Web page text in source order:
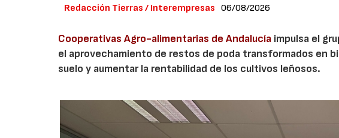
Redacción Tierras / Interempresas 06/08/2026
Cooperativas Agro-alimentarias de Andalucía impulsa el
el aprovechamiento de restos de poda transformados en
suelo y aumentar la rentabilidad de los cultivos leñosos.